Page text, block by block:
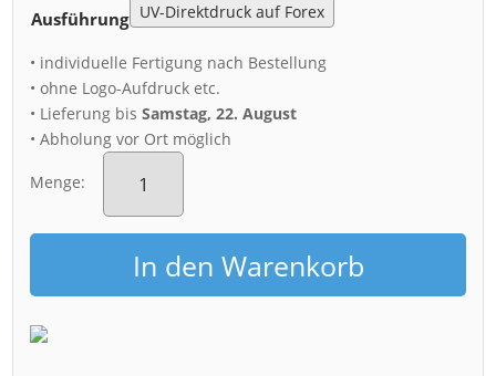
Ausführung
• individuelle Fertigung nach Bestellung
• ohne Logo-Aufdruck etc.
• Lieferung bisSamstag, 22. August
• Abholung vor Ort möglich
Menge:
Acryl
Board
Striezelmarkt
am
Abend
MengeIn den Warenkorb